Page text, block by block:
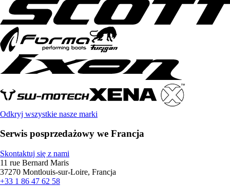
Odkryj wszystkie nasze marki
Serwis posprzedażowy we Francja
Skontaktuj się z nami
11 rue Bernard Maris
37270 Montlouis-sur-Loire, Francja
+33 1 86 47 62 58